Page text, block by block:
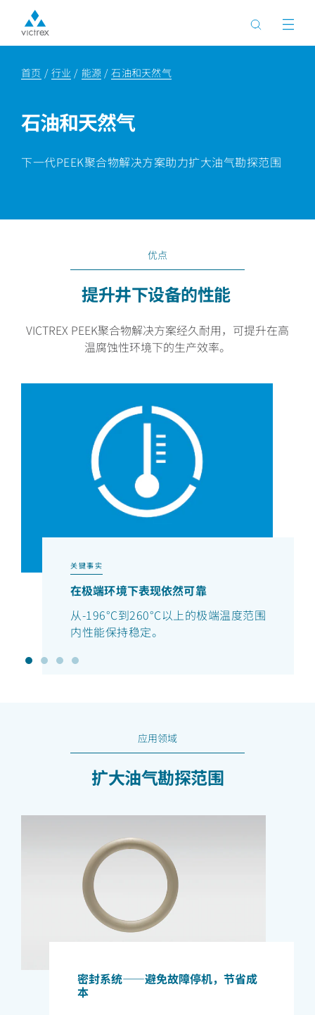
首页 行业 能源 石油和天然气
石油和天然气
下一代PEEK聚合物解决方案助力扩大油气勘探范围
优点
提升井下设备的性能
VICTREX PEEK聚合物解决方案经久耐用，可提升在高
温腐蚀性环境下的生产效率。
关键事实
在极端环境下表现依然可靠
从-196°C到260°C以上的极端温度范围
内性能保持稳定。
应用领域
扩大油气勘探范围
密封系统——避免故障停机，节省成
本